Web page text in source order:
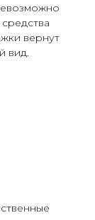
вернут
вид.